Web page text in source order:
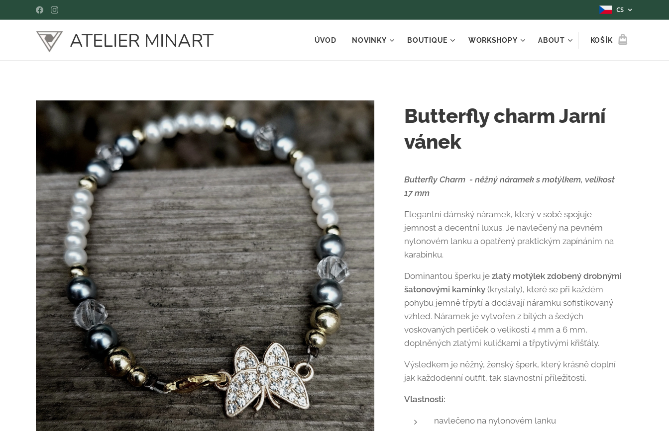
CS
ATELIER MINART ÚVOD NOVINKY BOUTIQUE WORKSHOPY ABOUT KOŠÍK
Butterfly charm Jarní
vánek
Butterfly Charm - něžný náramek s motýlkem, velikost
17 mm
Elegantní dámský náramek, který v sobě spojuje
jemnost a decentní luxus. Je navlečený na pevném
nylonovém lanku a opatřený praktickým zapínáním na
karabinku.
Dominantou šperku je zlatý motýlek zdobený drobnými
šatonovými kamínky (krystaly), které se při každém
pohybu jemně třpytí a dodávají náramku sofistikovaný
vzhled. Náramek je vytvořen z bílých a šedých
voskovaných perliček o velikosti 4 mm a 6 mm,
doplněných zlatými kuličkami a třpytivými křišťály.
Výsledkem je něžný, ženský šperk, který krásně doplní
jak každodenní outfit, tak slavnostní příležitosti.
Vlastnosti:
navlečeno na nylonovém lanku